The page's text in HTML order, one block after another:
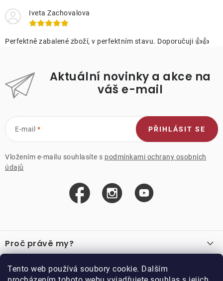
Tento web používá soubory cookie. Dalším
Iveta Zachovalova
Perfektně zabalené zboží, v perfektním stavu. Doporučuji 👍👍
Aktuální novinky a akce na
váš e-mail
E-mail
Vložením e-mailu souhlasíte s podmínkami ochrany osobních
údajů
PŘIHLÁSIT SE
á
p
a
Proč právě my?
Recenze
Důležité odkazy